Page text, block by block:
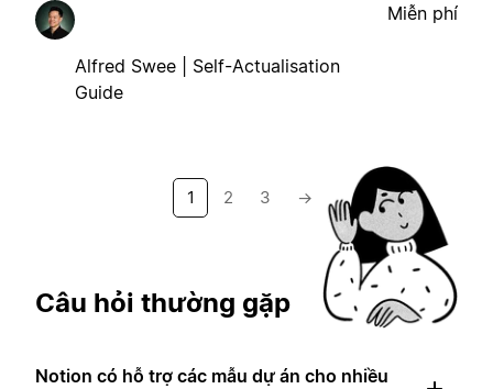
Alfred Swee | Self-Actualisation
Guide
Miễn phí
1 2 3 →
Câu hỏi thường gặp
Notion có hỗ trợ các mẫu dự án cho nhiều